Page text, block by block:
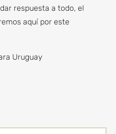
respuesta a todo, el
aquí por este
Uruguay